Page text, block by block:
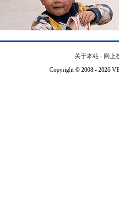
关于本站 - 网上
Copyright © 2008 - 2026